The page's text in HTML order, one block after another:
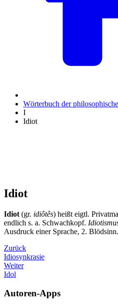
Wörterbuch der
I
Idiot
Idiot
Idiot (gr. idiôtês) heißt eigtl.
endlich s. a. Schwachkopf.
Ausdruck einer Sprache, 2. Blödsinn.
Zurück
Idiosynkrasie
Weiter
Idol
Autoren-Apps